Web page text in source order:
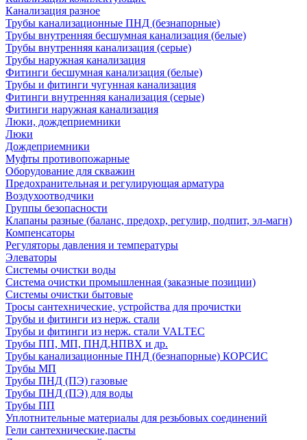
Канализация разное
Трубы канализационные ПНД (безнапорные)
Трубы внутренняя бесшумная канализация (белые)
Трубы внутренняя канализация (серые)
Трубы наружная канализация
Фитинги бесшумная канализация (белые)
Трубы и фитинги чугунная канализация
Фитинги внутренняя канализация (серые)
Фитинги наружная канализация
Люки, дождеприемники
Люки
Дождеприемники
Муфты противопожарные
Оборудование для скважин
Предохранительная и регулирующая арматура
Воздухоотводчики
Группы безопасности
Клапаны разные (баланс, предохр, регулир, подпит, эл-магн)
Компенсаторы
Регуляторы давления и температуры
Элеваторы
Системы очистки воды
Система очистки промышленная (заказные позиции)
Системы очистки бытовые
Тросы сантехнические, устройства для прочистки
Трубы и фитинги из нерж. стали
Трубы и фитинги из нерж. стали VALTEC
Трубы ПП, МП, ПНД,НПВХ и др.
Трубы канализационные ПНД (безнапорные) КОРСИС
Трубы МП
Трубы ПНД (ПЭ) газовые
Трубы ПНД (ПЭ) для воды
Трубы ПП
Уплотнительные материалы для резьбовых соединений
Гели сантехнические,пасты